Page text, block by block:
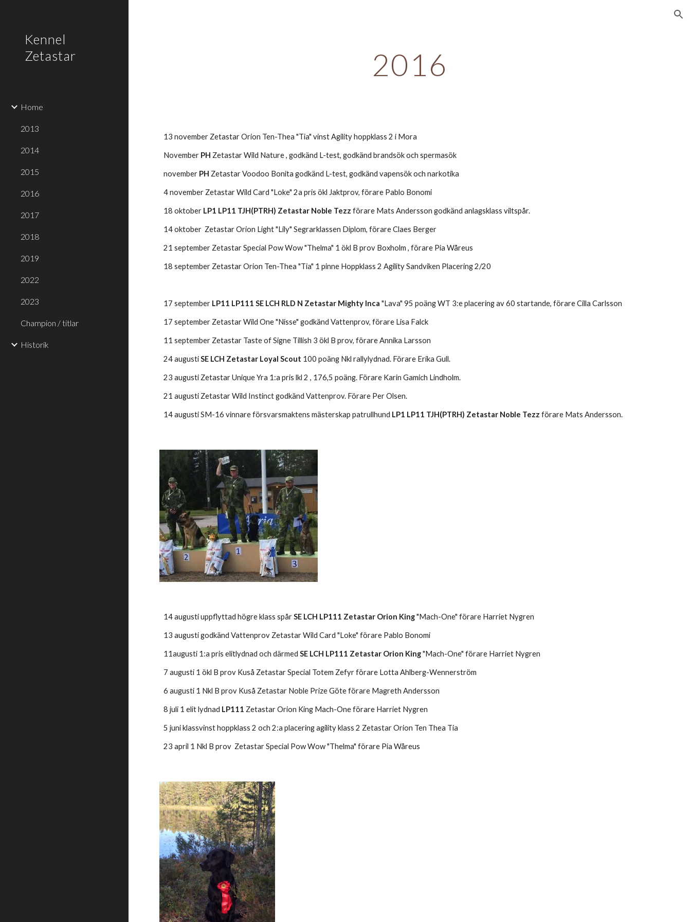
Kennel
Zetastar
Home
2013
2014
2015
2016
2017
2018
2019
2022
2023
Champion / titlar
Historik
2016
13 november Zetastar Orion Ten-Thea "Tia" vinst Agility hoppklass 2 i Mora
November PH Zetastar Wild Nature , godkänd L-test, godkänd brandsök och spermasök
november PH Zetastar Voodoo Bonita godkänd L-test, godkänd vapensök och narkotika
4 november Zetastar Wild Card "Loke" 2a pris ökl Jaktprov, förare Pablo Bonomi
18 oktober LP1 LP11 TJH(PTRH) Zetastar Noble Tezz förare Mats Andersson godkänd anlagsklass viltspår.
14 oktober  Zetastar Orion Light "Lily" Segrarklassen Diplom, förare Claes Berger
21 september Zetastar Special Pow Wow "Thelma" 1 ökl B prov Boxholm , förare Pia Wåreus
18 september Zetastar Orion Ten-Thea "Tia" 1 pinne Hoppklass 2 Agility Sandviken Placering 2/20
17 september LP11 LP111 SE LCH RLD N Zetastar Mighty Inca "Lava" 95 poäng WT 3:e placering av 60 startande, förare Cilla Carlsson
17 september Zetastar Wild One "Nisse" godkänd Vattenprov, förare Lisa Falck
11 september Zetastar Taste of Signe Tillish 3 ökl B prov, förare Annika Larsson
24 augusti SE LCH Zetastar Loyal Scout 100 poäng Nkl rallylydnad. Förare Erika Gull.
23 augusti Zetastar Unique Yra 1:a pris lkl 2 , 176,5 poäng. Förare Karin Gamich Lindholm.
21 augusti Zetastar Wild Instinct godkänd Vattenprov. Förare Per Olsen.
14 augusti SM-16 vinnare försvarsmaktens mästerskap patrullhund LP1 LP11 TJH(PTRH) Zetastar Noble Tezz förare Mats Andersson.
14 augusti uppflyttad högre klass spår SE LCH LP111 Zetastar Orion King "Mach-One" förare Harriet Nygren
13 augusti godkänd Vattenprov Zetastar Wild Card "Loke" förare Pablo Bonomi
11augusti 1:a pris elitlydnad och därmed SE LCH LP111 Zetastar Orion King "Mach-One" förare Harriet Nygren
7 augusti 1 ökl B prov Kuså Zetastar Special Totem Zefyr förare Lotta Ahlberg-Wennerström
6 augusti 1 Nkl B prov Kuså Zetastar Noble Prize Göte förare Magreth Andersson
8 juli 1 elit lydnad LP111 Zetastar Orion King Mach-One förare Harriet Nygren
5 juni klassvinst hoppklass 2 och 2:a placering agility klass 2 Zetastar Orion Ten Thea Tia
23 april 1 Nkl B prov  Zetastar Special Pow Wow "Thelma" förare Pia Wåreus